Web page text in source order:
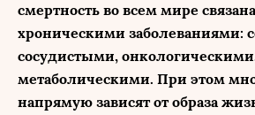
смертность во всем мире
хроническими заболеваниями:
сосудистыми,
метаболическими. При этом
напрямую зависят от образа